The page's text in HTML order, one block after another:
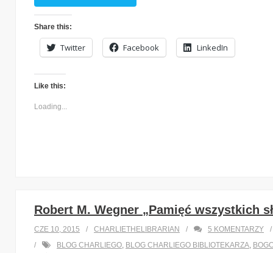
Share this:
Twitter Facebook LinkedIn
Like this:
Loading...
Robert M. Wegner „Pamięć wszystkich
CZE 10, 2015 CHARLIETHELIBRARIAN 5 KOMENTARZY
BLOG CHARLIEGO, BLOG CHARLIEGO BIBLIOTEKARZA,